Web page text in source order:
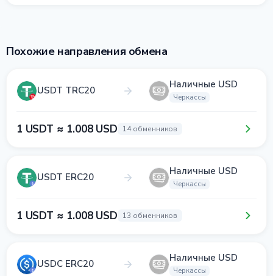
Похожие направления обмена
USDT TRC20 Наличные USD
Черкассы
1 USDT ≈ 1.008 USD 14 обменников
USDT ERC20 Наличные USD
Черкассы
1 USDT ≈ 1.008 USD 13 обменников
USDC ERC20 Наличные USD
Черкассы